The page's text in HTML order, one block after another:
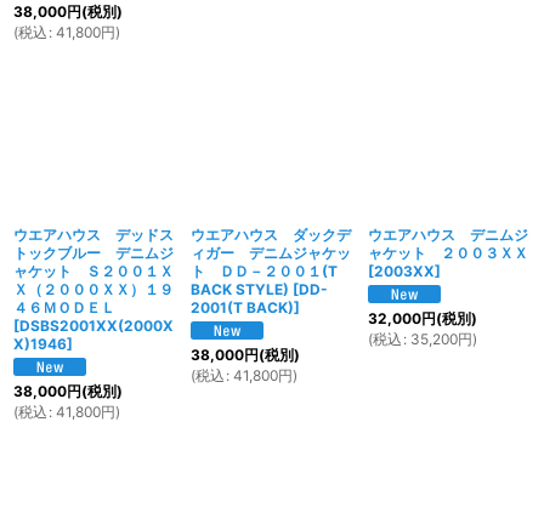
38,000円(税別)
(税込 : 41,800円)
ウエアハウス デッドス
トックブルー デニムジ
ャケット Ｓ２００１Ｘ
Ｘ（２０００ＸＸ）１９
４６ＭＯＤＥＬ
[DSBS2001XX(2000X
X)1946]
38,000円(税別)
(税込 : 41,800円)
ウエアハウス ダックデ
ィガー デニムジャケッ
ト ＤＤ－２００１(T
BACK STYLE) [DD-
2001(T BACK)]
38,000円(税別)
(税込 : 41,800円)
ウエアハウス デニムジ
ャケット ２００３ＸＸ
[2003XX]
32,000円(税別)
(税込 : 35,200円)